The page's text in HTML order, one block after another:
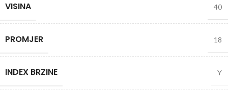
VISINA 40
PROMJER 18
INDEX BRZINE Y